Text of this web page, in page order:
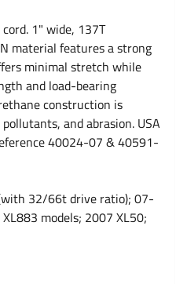
1" wide, 137T
material features a strong
minimal stretch while
and load-bearing
construction is
and abrasion. USA
40024-07 & 40591-
32/66t drive ratio); 07-
models; 2007 XL50;